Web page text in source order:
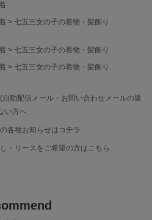
七五三女の子の着物・髪飾り
七五三女の子の着物・髪飾り
七五三女の子の着物・髪飾り
動配信メール・お問い合わせメールの返
い方へ
各種お知らせはコチラ
・リースをご希望の方はこちら